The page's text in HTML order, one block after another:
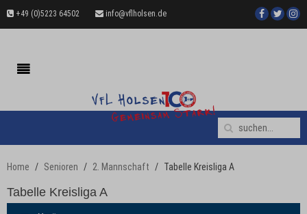
+49 (0)5223 64502 info@vflholsen.de
Home Senioren 2. Mannschaft Tabelle Kreisliga A
Tabelle Kreisliga A